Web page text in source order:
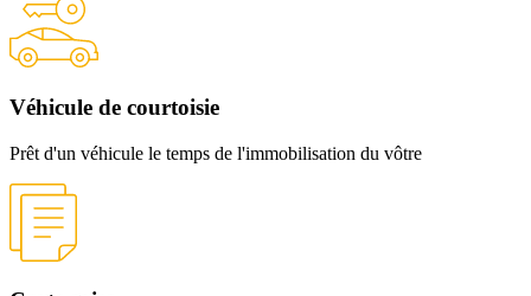
Véhicule de courtoisie
Prêt d'un véhicule le temps de l'immobilisation du vôtre